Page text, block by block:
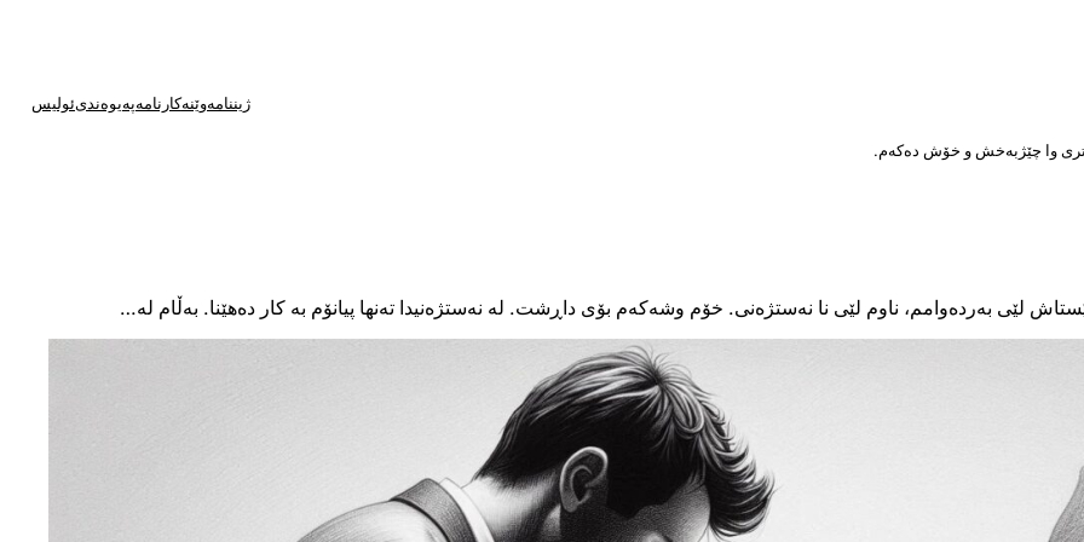
تری وا چێژبەخش و خۆش دەکەم.
ژیننامەوێنەکارنامەپەیوەندیئولیس